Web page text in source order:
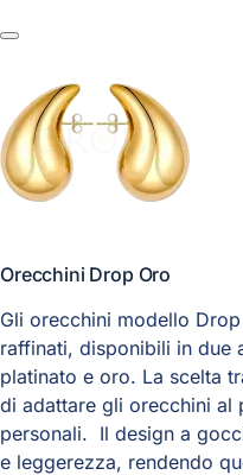
Orecchini Drop Oro
Gli orecchini modello
raffinati, disponibili in due
platinato e oro. La scelta
di adattare gli orecchini al
personali. Il design a
e leggerezza, rendendo